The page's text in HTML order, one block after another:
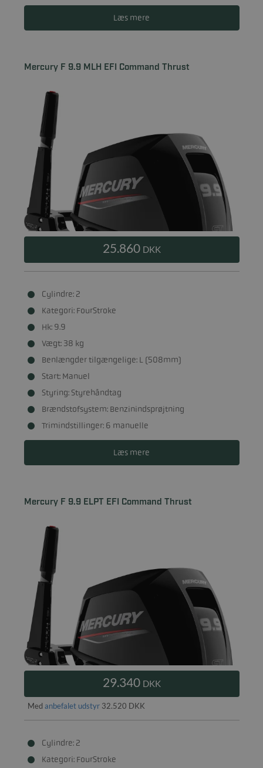
Læs mere
Mercury F 9.9 MLH EFI Command Thrust
25.860 DKK
Cylindre: 2
Kategori: FourStroke
Hk: 9.9
Vægt: 38 kg
Benlængder tilgængelige: L (508mm)
Start: Manuel
Styring: Styrehåndtag
Brændstofsystem: Benzinindsprøjtning
Trimindstillinger: 6 manuelle
Læs mere
Mercury F 9.9 ELPT EFI Command Thrust
29.340 DKK
Med anbefalet udstyr32.520 DKK
Cylindre: 2
Kategori: FourStroke